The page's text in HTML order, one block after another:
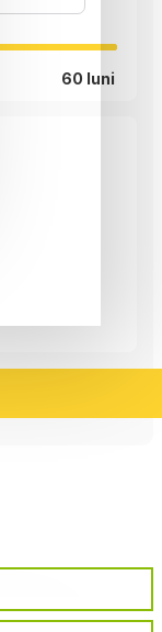
60 luni